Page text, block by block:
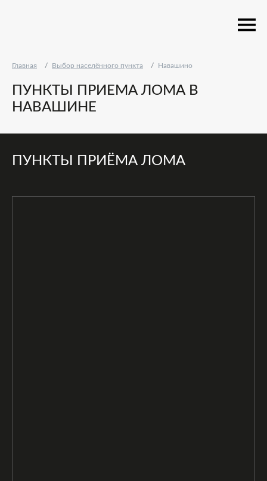
Главная Выбор населённого пункта Навашино
ПУНКТЫ ПРИЕМА ЛОМА В
НАВАШИНЕ
ПУНКТЫ ПРИЁМА ЛОМА